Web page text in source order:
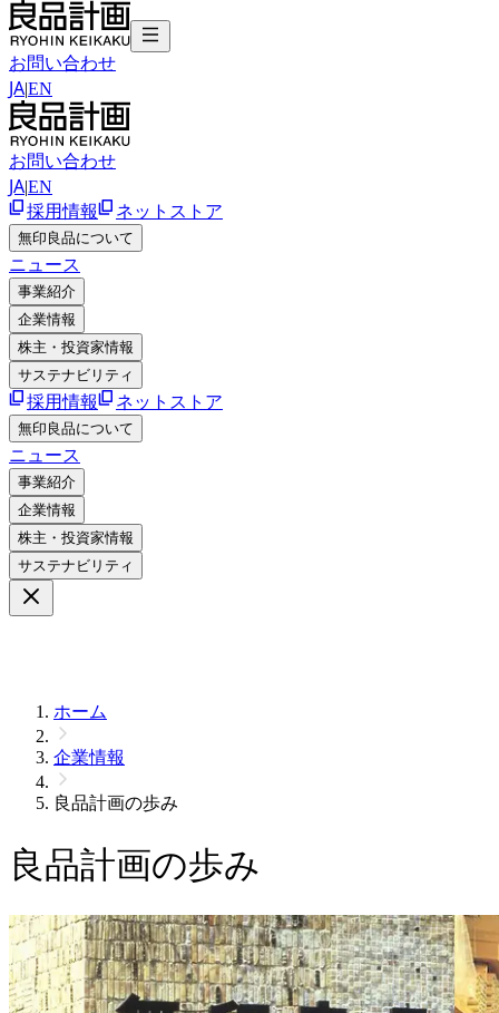
お問い合わせ
JA|EN
お問い合わせ
JA|EN
採用情報 ネットストア
無印良品について
ニュース
事業紹介
企業情報
株主・投資家情報
サステナビリティ
採用情報 ネットストア
無印良品について
ニュース
事業紹介
企業情報
株主・投資家情報
サステナビリティ
ホーム
企業情報
良品計画の歩み
良品計画の歩み